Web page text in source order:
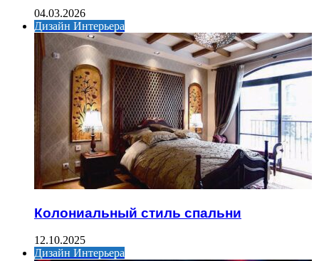
04.03.2026
Дизайн Интерьера
Колониальный стиль спальни
12.10.2025
Дизайн Интерьера